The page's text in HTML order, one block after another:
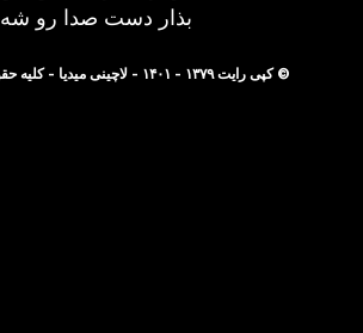
بذار دست صدا رو شه
© کپی رایت ۱۳۷۹ - ۱۴۰۱ - لاچینی میدیا - کلیه حقوق محفوظ است